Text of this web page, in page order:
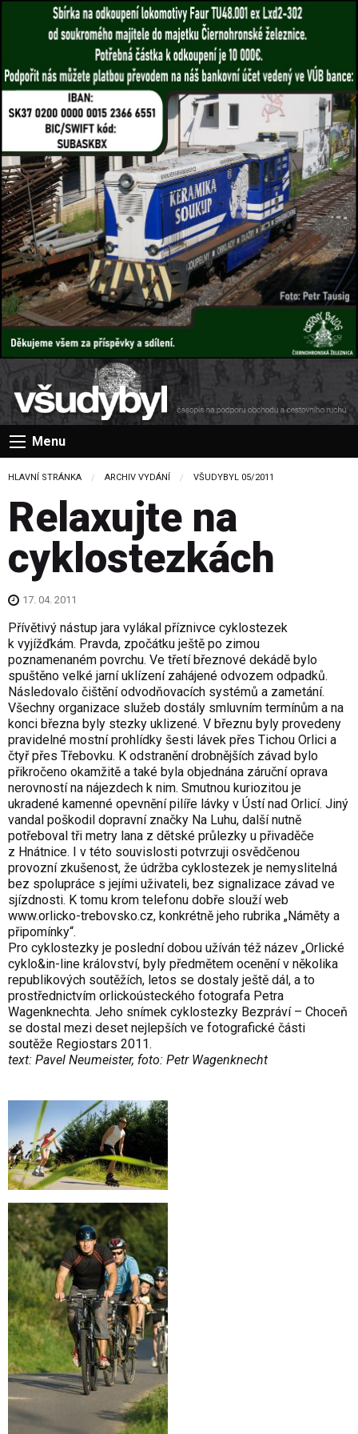
Menu
HLAVNÍ STRÁNKA ARCHIV VYDÁNÍ VŠUDYBYL 05/2011
Relaxujte na
cyklostezkách
17. 04. 2011
Přívětivý nástup jara vylákal příznivce cyklostezek
k vyjížďkám. Pravda, zpočátku ještě po zimou
poznamenaném povrchu. Ve třetí březnové dekádě bylo
spuštěno velké jarní uklízení zahájené odvozem odpadků.
Následovalo čištění odvodňovacích systémů a zametání.
Všechny organizace služeb dostály smluvním termínům a na
konci března byly stezky uklizené. V březnu byly provedeny
pravidelné mostní prohlídky šesti lávek přes Tichou Orlici a
čtyř přes Třebovku. K odstranění drobnějších závad bylo
přikročeno okamžitě a také byla objednána záruční oprava
nerovností na nájezdech k nim. Smutnou kuriozitou je
ukradené kamenné opevnění pilíře lávky v Ústí nad Orlicí. Jiný
vandal poškodil dopravní značky Na Luhu, další nutně
potřeboval tři metry lana z dětské průlezky u přivaděče
z Hnátnice. I v této souvislosti potvrzuji osvědčenou
provozní zkušenost, že údržba cyklostezek je nemyslitelná
bez spolupráce s jejími uživateli, bez signalizace závad ve
sjízdnosti. K tomu krom telefonu dobře slouží web
www.orlicko-trebovsko.cz, konkrétně jeho rubrika „Náměty a
připomínky“.
Pro cyklostezky je poslední dobou užíván též název „Orlické
cyklo&in-line království, byly předmětem ocenění v několika
republikových soutěžích, letos se dostaly ještě dál, a to
prostřednictvím orlickoústeckého fotografa Petra
Wagenknechta. Jeho snímek cyklostezky Bezpráví – Choceň
se dostal mezi deset nejlepších ve fotografické části
soutěže Regiostars 2011.
text: Pavel Neumeister, foto: Petr Wagenknecht